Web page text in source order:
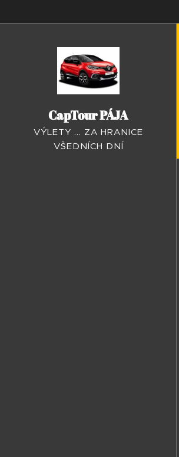
CapTour PÁJA
VÝLETY ... ZA HRANICE
VŠEDNÍCH DNÍ